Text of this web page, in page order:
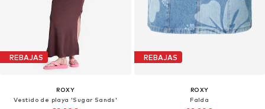
REBAJAS
ROXY
Vestido de playa 'Sugar Sands'
REBAJAS
ROXY
Falda